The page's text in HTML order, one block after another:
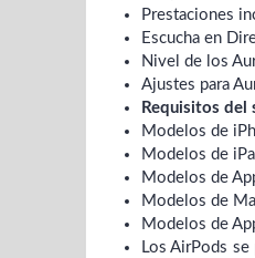
Prestaciones
Escucha en
Nivel de los
Ajustes para
Requisitos del
Modelos de
Modelos de
Modelos de
Modelos de
Modelos de
Los AirPods